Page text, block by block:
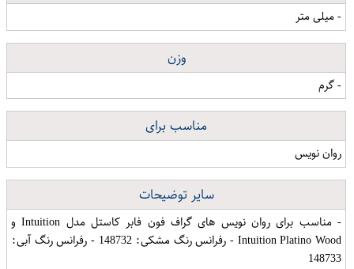
- میلی متر
وزن
- گرم
مناسب برای
روان نویس
سایر توضیحات
- مناسب برای روان نویس های گراف فون فابر کاستل مدل Intuition و
Intuition Platino Wood - رفرانس رنگ مشکی: 148732 - رفرانس رنگ آبی:
148733